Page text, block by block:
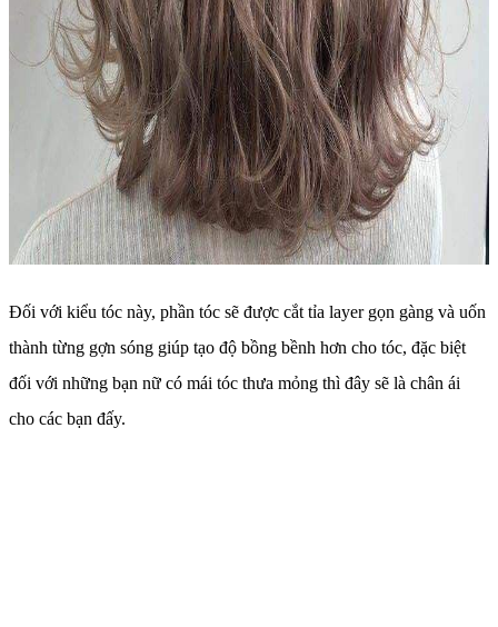
Đối với kiểu tóc này, phần tóc sẽ được cắt tỉa layer gọn gàng và uốn
thành từng gợn sóng giúp tạo độ bồng bềnh hơn cho tóc, đặc biệt
đối với những bạn nữ có mái tóc thưa mỏng thì đây sẽ là chân ái
cho các bạn đấy.